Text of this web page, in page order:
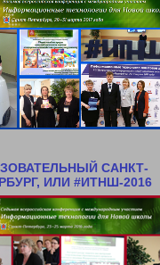
САНКТ-
ИЛИ #ИТНШ-2016